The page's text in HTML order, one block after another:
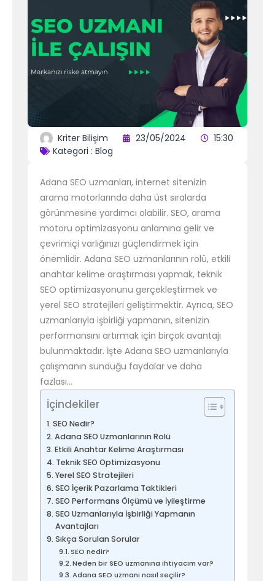
Kriter Bilişim 23/05/2024
15:30
Kategori : Blog
Adana SEO uzmanları, internet sitenizin
arama motorlarında daha üst sıralarda
görünmesine yardımcı olabilir. SEO, arama
motoru optimizasyonu anlamına gelir ve
çevrimiçi varlığınızı güçlendirmek için
önemlidir. Adana SEO uzmanlarının rolü, etkili
anahtar kelime araştırması yapmak, teknik
SEO optimizasyonunu gerçekleştirmek ve
yerel SEO stratejileri geliştirmektir. Ayrıca, SEO
uzmanlarıyla işbirliği yapmanın, sitenizin
performansını artırmak için birçok avantajı
bulunmaktadır. İşte Adana SEO uzmanlarıyla
çalışmanın sunduğu faydalar ve daha
fazlası…
İçindekiler
SEO Nedir?
Adana SEO Uzmanlarının Rolü
Etkili Anahtar Kelime Araştırması
Teknik SEO Optimizasyonu
Yerel SEO Stratejileri
SEO İçerik Pazarlama Taktikleri
SEO Performans Ölçümü ve İyileştirme
SEO Uzmanlarıyla İşbirliği Yapmanın
Avantajları
Sıkça Sorulan Sorular
SEO nedir?
Neden bir SEO uzmanına ihtiyacım var?
Adana SEO uzmanı nasıl seçilir?